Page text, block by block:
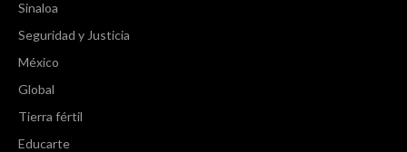
Sinaloa
Seguridad y Justicia
México
Global
Tierra fértil
Educarte